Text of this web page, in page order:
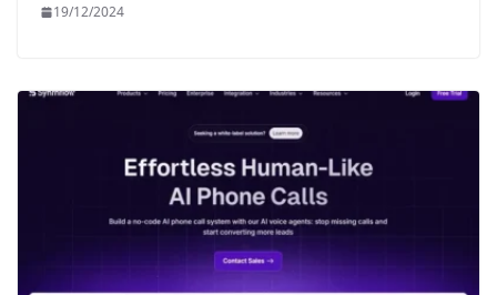
19/12/2024